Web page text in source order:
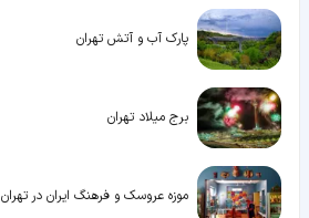
پارک آب و آتش تهران
برج میلاد تهران
موزه عروسک و فرهنگ ایران در تهران